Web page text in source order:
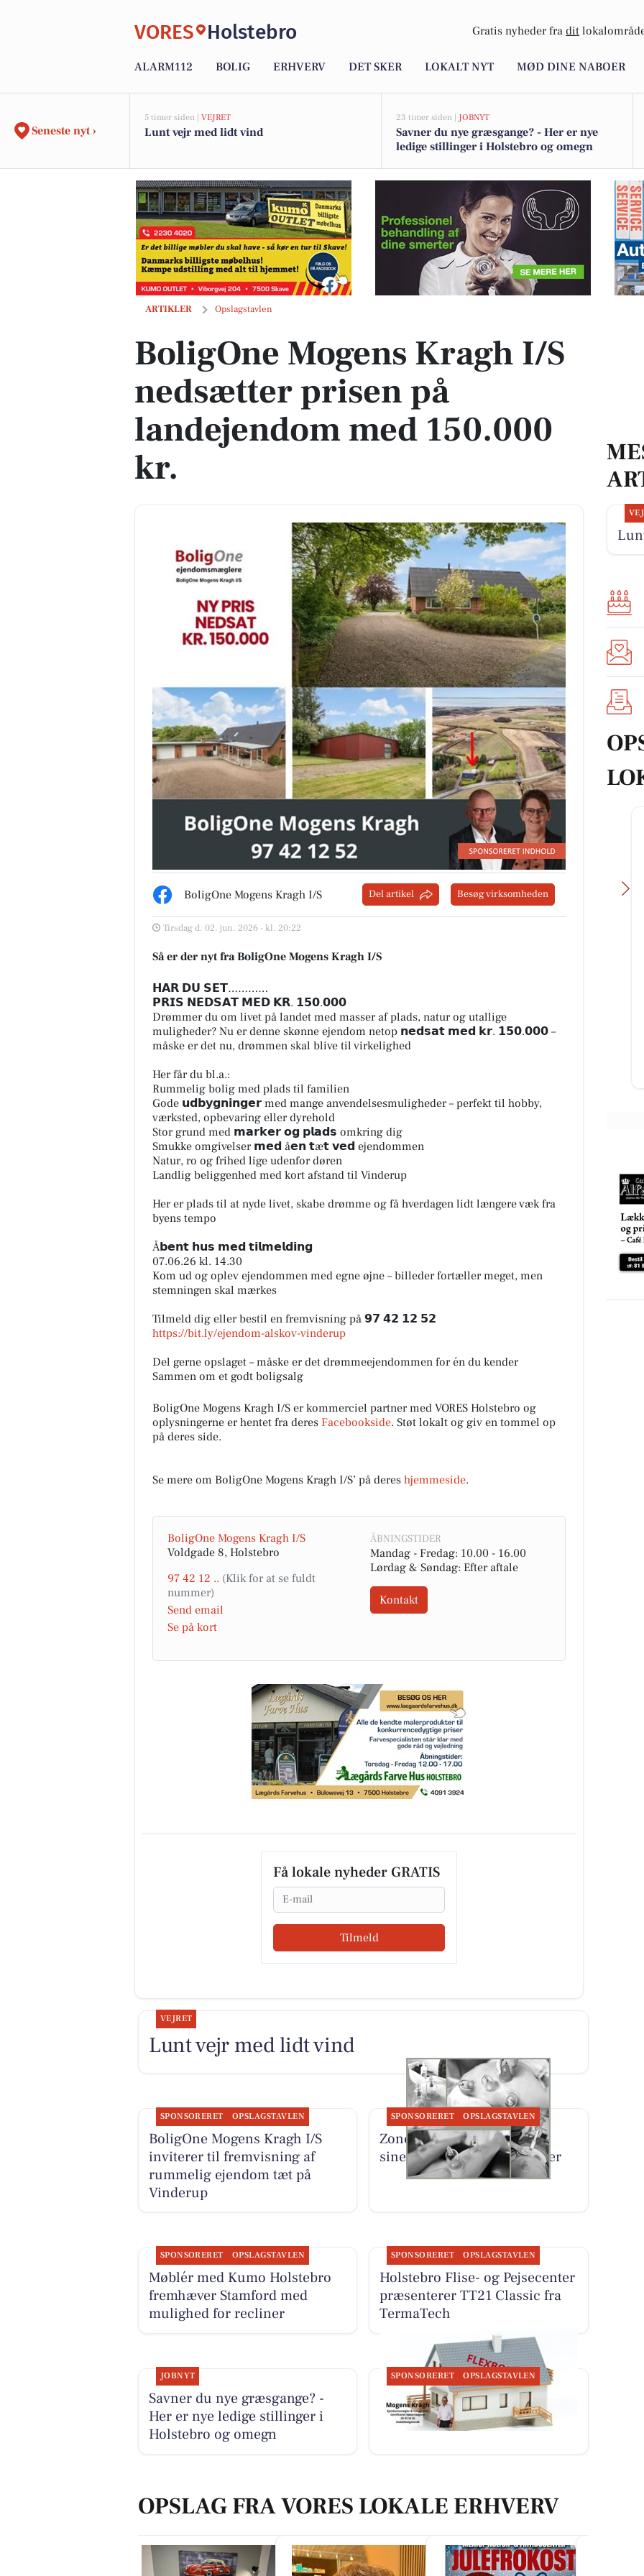
VORES Holstebro Gratis nyheder fra dit
ALARM112 BOLIG ERHVERV DET SKER LOKALT NYT MØD DINE NABOER
Seneste nyt ›
5 timer siden | VEJRET
Lunt vejr med lidt vind
23 timer siden | JOBNYT
Savner du nye græsgange? - Her er nye
ledige stillinger i Holstebro og omegn
ARTIKLER Opslagstavlen
BoligOne Mogens Kragh I/S nedsætter prisen på landejendom med 150.000 kr.
BoligOne Mogens Kragh I/S
nedsætter prisen på
landejendom med 150.000
kr.
BoligOne Mogens Kragh I/S Del artikel Besøg virksomheden
Tirsdag d. 02. jun. 2026 - kl. 20:22
Så er der nyt fra BoligOne Mogens Kragh I/S
𝗛𝗔𝗥 𝗗𝗨 𝗦𝗘𝗧…………
𝗣𝗥𝗜𝗦 𝗡𝗘𝗗𝗦𝗔𝗧 𝗠𝗘𝗗 𝗞𝗥. 𝟭𝟱𝟬.𝟬𝟬𝟬
Drømmer du om livet på landet med masser af plads, natur og utallige
muligheder? Nu er denne skønne ejendom netop 𝗻𝗲𝗱𝘀𝗮𝘁 𝗺𝗲𝗱 𝗸𝗿. 𝟭𝟱𝟬.𝟬𝟬𝟬 –
måske er det nu, drømmen skal blive til virkelighed
Her får du bl.a.:
Rummelig bolig med plads til familien
Gode 𝘂𝗱𝗯𝘆𝗴𝗻𝗶𝗻𝗴𝗲𝗿 med mange anvendelsesmuligheder – perfekt til hobby,
værksted, opbevaring eller dyrehold
Stor grund med 𝗺𝗮𝗿𝗸𝗲𝗿 𝗼𝗴 𝗽𝗹𝗮𝗱𝘀 omkring dig
Smukke omgivelser 𝗺𝗲𝗱 å𝗲𝗻 𝘁æ𝘁 𝘃𝗲𝗱 ejendommen
Natur, ro og frihed lige udenfor døren
Landlig beliggenhed med kort afstand til Vinderup
Her er plads til at nyde livet, skabe drømme og få hverdagen lidt længere væk fra
byens tempo
Å𝗯𝗲𝗻𝘁 𝗵𝘂𝘀 𝗺𝗲𝗱 𝘁𝗶𝗹𝗺𝗲𝗹𝗱𝗶𝗻𝗴
07.06.26 kl. 14.30
Kom ud og oplev ejendommen med egne øjne – billeder fortæller meget, men
stemningen skal mærkes
Tilmeld dig eller bestil en fremvisning på 𝟵𝟳 𝟰𝟮 𝟭𝟮 𝟱𝟮
https://bit.ly/ejendom-alskov-vinderup
Del gerne opslaget – måske er det drømmeejendommen for én du kender
Sammen om et godt boligsalg
BoligOne Mogens Kragh I/S er kommerciel partner med VORES Holstebro og
oplysningerne er hentet fra deres Facebookside. Støt lokalt og giv en tommel op
på deres side.
Se mere om BoligOne Mogens Kragh I/S’ på deres hjemmeside.
BoligOne Mogens Kragh I/S
Voldgade 8, Holstebro
97 42 12 ..
Send email
Se på kort
ÅBNINGSTIDER
Mandag - Fredag: 10.00 - 16.00
Lørdag & Søndag: Efter aftale
Kontakt
Få lokale nyheder GRATIS
Email
Tilmeld
Holstebro
Mere komfort? Det kan du tilvælge
med Stamford 🛋️ Sammensæt din
sofa, så den passer til både stuen
og hverdagen - med muli...
Åbn opslaget
klar med åbne arme og ene
fremragende tilbud HVER uge
VEJRET
Lunt vejr med lidt vind
SPONSORERET OPSLAGSTAVLEN
BoligOne Mogens Kragh I/S
inviterer til fremvisning af
rummelig ejendom tæt på
Vinderup
SPONSORERET OPSLAGSTAVLEN
Zones By Gitte præsenterer
sine behandlingsmuligheder
SPONSORERET OPSLAGSTAVLEN
Møblér med Kumo Holstebro
fremhæver Stamford med
mulighed for recliner
SPONSORERET OPSLAGSTAVLEN
Holstebro Flise- og Pejsecenter
præsenterer TT21 Classic fra
TermaTech
JOBNYT
Savner du nye græsgange? -
Her er nye ledige stillinger i
Holstebro og omegn
SPONSORERET OPSLAGSTAVLEN
BoligOne Mogens Kragh I/S
deler ny artikel om flexboliger
OPSLAG FRA VORES LOKALE ERHVERV